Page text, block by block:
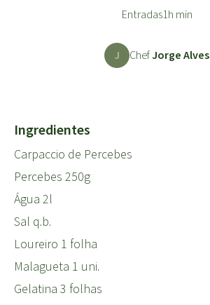
Entradas1h min
J ChefJorge Alves
Ingredientes
Carpaccio de Percebes
Percebes 250g
Água 2l
Sal q.b.
Loureiro 1 folha
Malagueta 1 uni.
Gelatina 3 folhas